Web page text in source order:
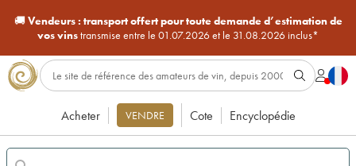
🚚Vendeurs : transport offert pour toute demande d’estimation de
vos vinstransmise entre le 01.07.2026 et le 31.08.2026 inclus*
Acheter VENDRE Cote Encyclopédie